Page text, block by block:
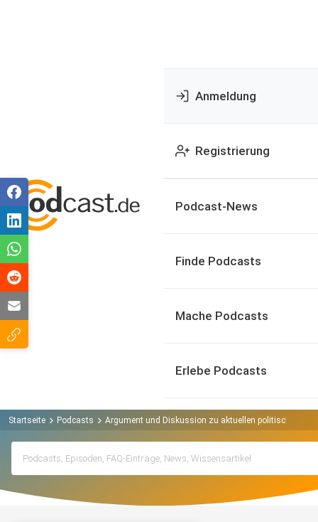
Anmeldung
Registrierung
Podcast-News
Finde Podcasts
Mache Podcasts
Erlebe Podcasts
Startseite Podcasts Argument und Diskussion zu aktuellen politischen